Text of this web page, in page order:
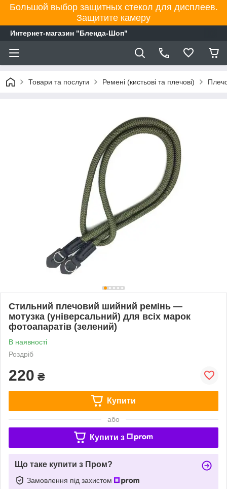
Большой выбор защитных стекол для дисплеев.
Защитите камеру
Интернет-магазин "Бленда-Шоп"
Товари та послуги Ремені (кистьові та плечові)
Стильний плечовий шийний ремінь —
мотузка (універсальний) для всіх марок
фотоапаратів (зелений)
В наявності
Роздріб
220 ₴
Купити
або
Купити з
Що таке купити з Пром?
Замовлення під захистом